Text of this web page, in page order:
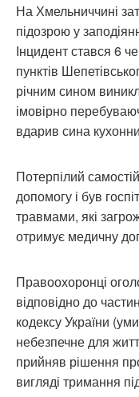
На Хмельниччині
підозрою у
Інцидент стався 6
пунктів
річним сином
імовірно
вдарив сина
Потерпілий
допомогу і був
травмами, які
отримує медичну
Правоохоронці
відповідно до
кодексу України
небезпечне для
прийняв рішення
вигляді тримання